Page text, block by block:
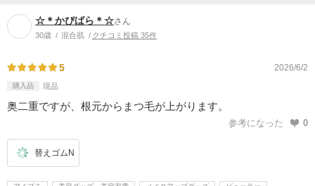
☆＊かぴばら＊☆さん
30歳 混合肌 クチコミ投稿 35件
5 2026/6/2
購入品 現品
奥二重ですが、根元からまつ毛が上がります。
参考になった 0
替えゴムN